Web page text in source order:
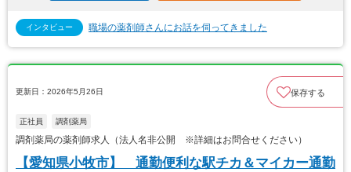
インタビュー 職場の薬剤師さんにお話を伺ってきました
更新日：2026年5月26日 保存する
正社員 調剤薬局
調剤薬局の薬剤師求人（法人名非公開 ※詳細はお問合せください）
【愛知県小牧市】 通勤便利な駅チカ＆マイカー通勤